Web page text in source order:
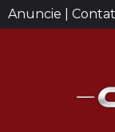
Anuncie |